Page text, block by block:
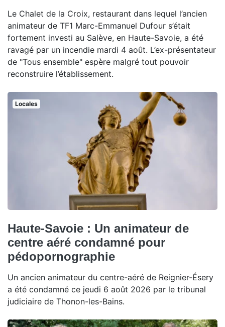
Le Chalet de la Croix, restaurant dans lequel l’ancien
animateur de TF1 Marc-Emmanuel Dufour s’était
fortement investi au Salève, en Haute-Savoie, a été
ravagé par un incendie mardi 4 août. L’ex-présentateur
de "Tous ensemble" espère malgré tout pouvoir
reconstruire l’établissement.
Locales
Haute-Savoie : Un animateur de
centre aéré condamné pour
pédopornographie
Un ancien animateur du centre-aéré de Reignier-Ésery
a été condamné ce jeudi 6 août 2026 par le tribunal
judiciaire de Thonon-les-Bains.